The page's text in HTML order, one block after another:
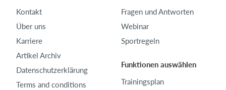
Kontakt
Über uns
Karriere
Artikel Archiv
Datenschutzerklärung
Terms and conditions
Fragen und Antworten
Webinar
Sportregeln
Funktionen auswählen
Trainingsplan